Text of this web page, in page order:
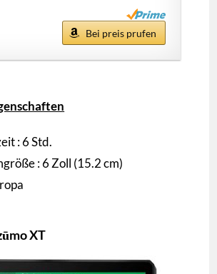
Bei preis prufen
: 6 Std.
: 6 Zoll (15.2 cm)
XT